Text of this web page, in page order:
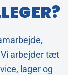
arbejder tæt
lager og